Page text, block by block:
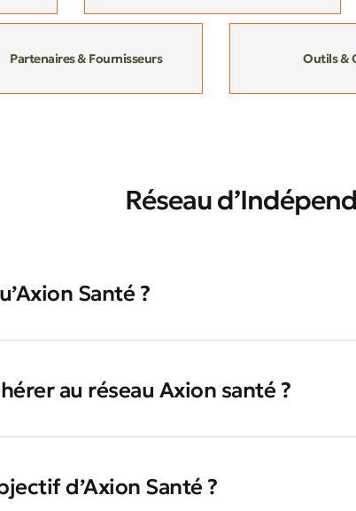
Partenaires & Fournisseurs Outils &
Réseau
Santé ?
au réseau Axion santé ?
d’Axion Santé ?